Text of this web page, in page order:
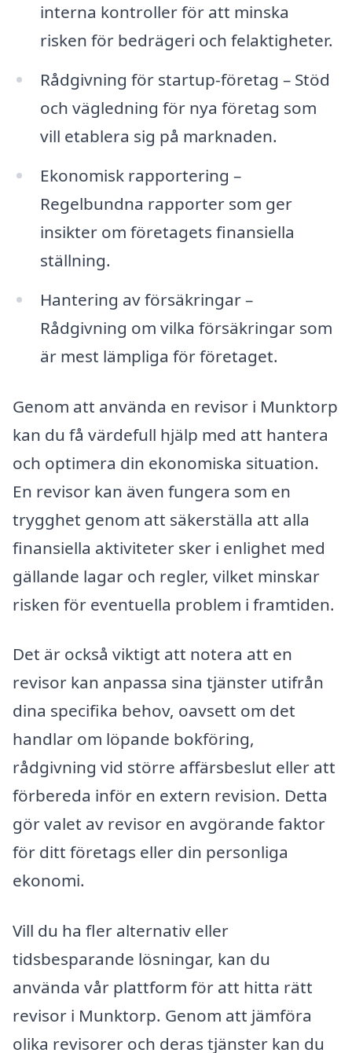
interna kontroller för att minska
risken för bedrägeri och felaktigheter.
Rådgivning för startup-företag – Stöd
och vägledning för nya företag som
vill etablera sig på marknaden.
Ekonomisk rapportering –
Regelbundna rapporter som ger
insikter om företagets finansiella
ställning.
Hantering av försäkringar –
Rådgivning om vilka försäkringar som
är mest lämpliga för företaget.
Genom att använda en revisor i Munktorp
kan du få värdefull hjälp med att hantera
och optimera din ekonomiska situation.
En revisor kan även fungera som en
trygghet genom att säkerställa att alla
finansiella aktiviteter sker i enlighet med
gällande lagar och regler, vilket minskar
risken för eventuella problem i framtiden.
Det är också viktigt att notera att en
revisor kan anpassa sina tjänster utifrån
dina specifika behov, oavsett om det
handlar om löpande bokföring,
rådgivning vid större affärsbeslut eller att
förbereda inför en extern revision. Detta
gör valet av revisor en avgörande faktor
för ditt företags eller din personliga
ekonomi.
Vill du ha fler alternativ eller
tidsbesparande lösningar, kan du
använda vår plattform för att hitta rätt
revisor i Munktorp. Genom att jämföra
olika revisorer och deras tjänster kan du